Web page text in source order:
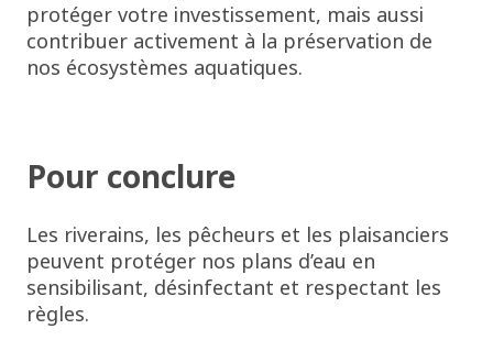
protéger votre investissement, mais aussi
contribuer activement à la préservation de
nos écosystèmes aquatiques.
Pour conclure
Les riverains, les pêcheurs et les plaisanciers
peuvent protéger nos plans d’eau en
sensibilisant, désinfectant et respectant les
règles.